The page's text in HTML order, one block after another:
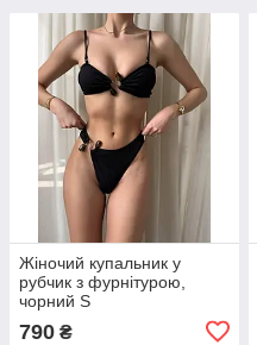
Жіночий купальник у
рубчик з фурнітурою,
чорний S
790 ₴